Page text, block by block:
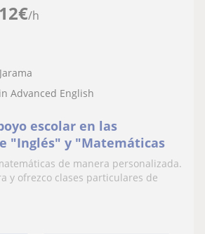
12€/h
Advanced English
escolar en las
"Inglés" y "Matemáticas
de manera personalizada.
y ofrezco clases particulares de